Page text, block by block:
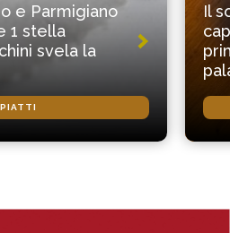
e Parmigiano
1 stella
svela la
Il